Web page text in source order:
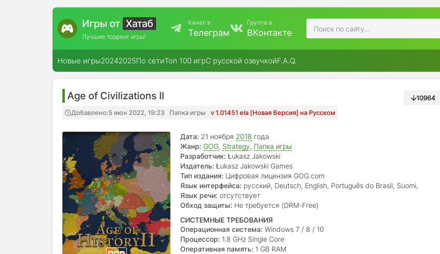
Игры от Хатаб
Лучшие торрент игры!
Канал в
Телеграм
Группа в
ВКонтакте
Новые игры20242025По сетиТоп 100 игрС русской озвучкойF.A.Q.
Age of Civilizations II
Добавлено:5 июн 2022, 19:23 Папка игры v 1.01451 ela [Новая Версия] на Русском
10964
Дата: 21 ноября 2018 года
Жанр: GOG, Strategy, Папка игры
Разработчик: Łukasz Jakowski
Издатель: Łukasz Jakowski Games
Тип издания: Цифровая лицензия GOG.com
Язык интерфейса: русский, Deutsch, English, Português do Brasil, Suomi,
Türkçe, español, français, italiano, magyar, nederlands, polski, português, română,
svenska, yкраїнська, český, Ελληνικά, беларуская, 中文(简体), 中文(繁體), 日本語,
Язык речи: отсутствует
Обход защиты: Не требуется (DRM-Free)
СИСТЕМНЫЕ ТРЕБОВАНИЯ
Операционная система: Windows 7 / 8 / 10
Процессор: 1.8 GHz Single Core
Оперативная память: 1 GB RAM